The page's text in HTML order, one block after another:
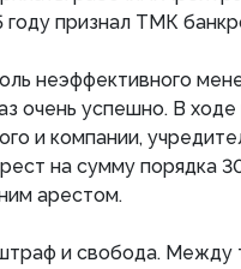
году признал ТМК
неэффективного
очень успешно. В
и компании,
на сумму порядка
арестом.
и свобода. Между